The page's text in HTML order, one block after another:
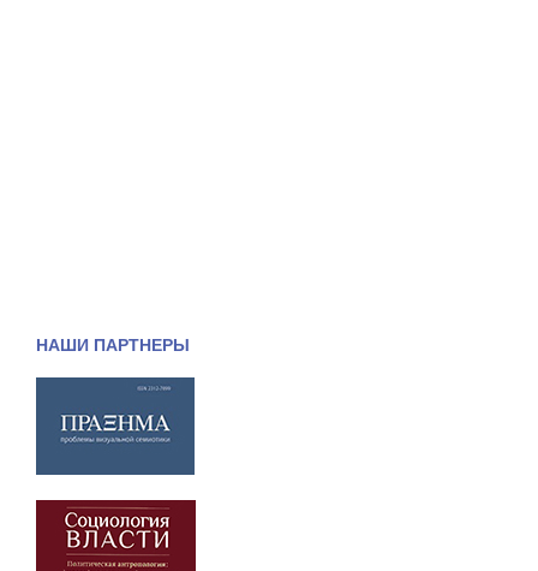
НАШИ ПАРТНЕРЫ